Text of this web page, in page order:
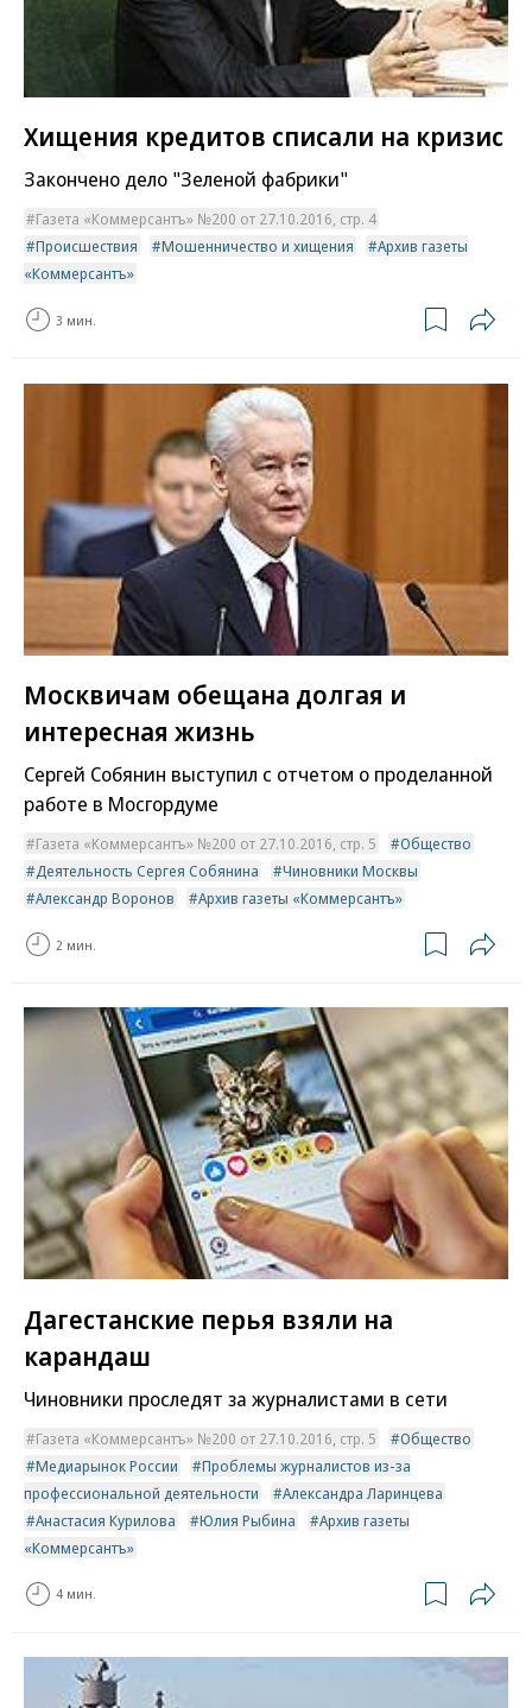
Хищения кредитов списали на кризис
Закончено дело "Зеленой фабрики"
Газета «Коммерсантъ» №200 от 27.10.2016, стр. 4
Происшествия
Мошенничество и хищения
Архив газеты
«Коммерсантъ»
3 мин.
Москвичам обещана долгая и
интересная жизнь
Сергей Собянин выступил с отчетом о проделанной
работе в Мосгордуме
Газета «Коммерсантъ» №200 от 27.10.2016, стр. 5
Общество
Деятельность Сергея Собянина
Чиновники Москвы
Александр Воронов
Архив газеты «Коммерсантъ»
2 мин.
Дагестанские перья взяли на
карандаш
Чиновники проследят за журналистами в сети
Газета «Коммерсантъ» №200 от 27.10.2016, стр. 5
Общество
Медиарынок России
Проблемы журналистов из-за
профессиональной деятельности
Александра Ларинцева
Анастасия Курилова
Юлия Рыбина
Архив газеты
«Коммерсантъ»
4 мин.